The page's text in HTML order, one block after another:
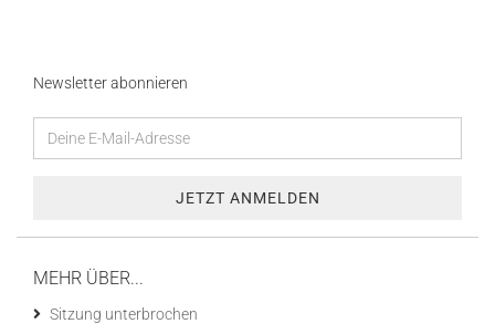
Newsletter abonnieren
MEHR ÜBER...
Sitzung unterbrochen